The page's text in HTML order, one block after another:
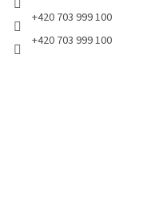
+420 703 999 100
+420 703 999 100